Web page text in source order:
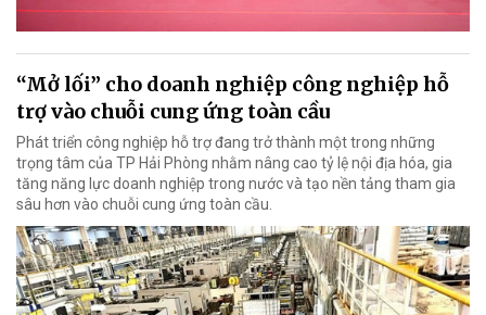
“Mở lối” cho doanh nghiệp công nghiệp hỗ
trợ vào chuỗi cung ứng toàn cầu
Phát triển công nghiệp hỗ trợ đang trở thành một trong những
trọng tâm của TP Hải Phòng nhằm nâng cao tỷ lệ nội địa hóa, gia
tăng năng lực doanh nghiệp trong nước và tạo nền tảng tham gia
sâu hơn vào chuỗi cung ứng toàn cầu.